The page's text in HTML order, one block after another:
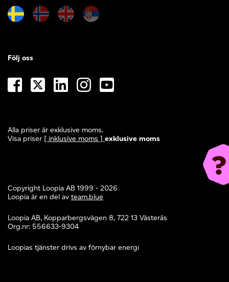
Alla priser är exklusive moms.
Visa priser [ inklusive moms ] exklusive moms
Följ oss
Copyright Loopia AB 1999 - 2026
Loopia är en del av team.blue
Loopia AB, Kopparbergsvägen 8, 722 13 Västerås
Org.nr: 556633-9304
Loopias tjänster drivs av förnybar energi